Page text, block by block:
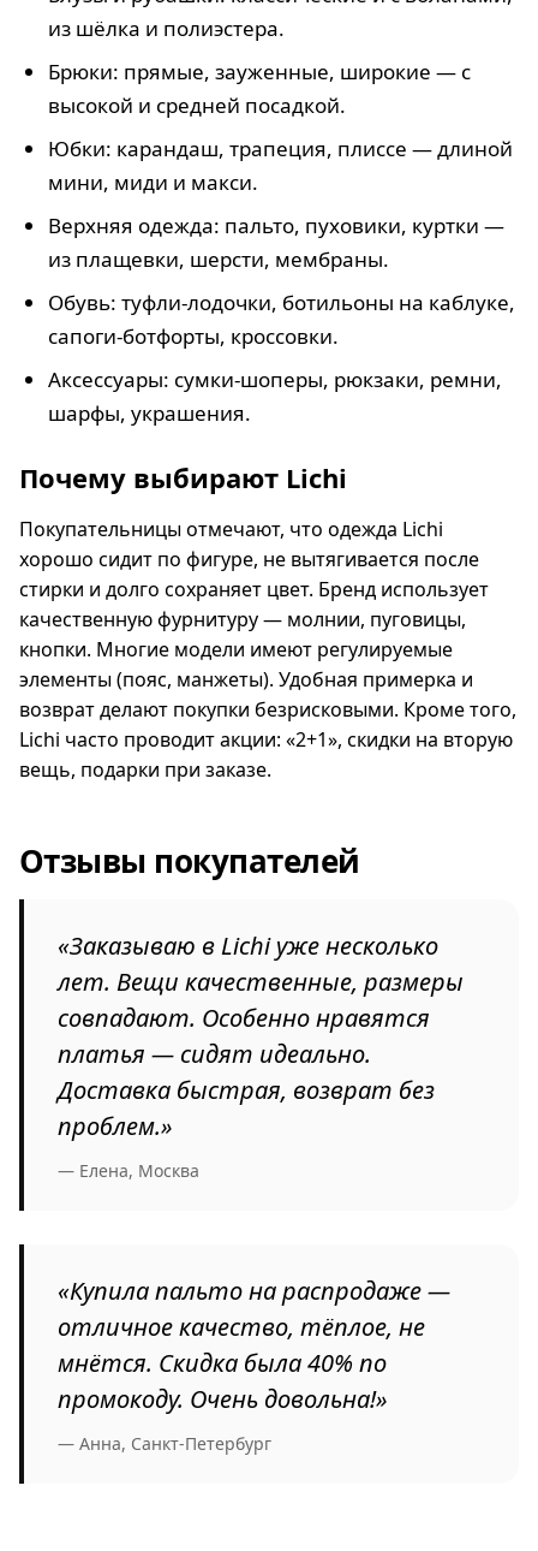
из шёлка и полиэстера.
Брюки: прямые, зауженные, широкие — с
высокой и средней посадкой.
Юбки: карандаш, трапеция, плиссе — длиной
мини, миди и макси.
Верхняя одежда: пальто, пуховики, куртки —
из плащевки, шерсти, мембраны.
Обувь: туфли-лодочки, ботильоны на каблуке,
сапоги-ботфорты, кроссовки.
Аксессуары: сумки-шоперы, рюкзаки, ремни,
шарфы, украшения.
Почему выбирают Lichi
Покупательницы отмечают, что одежда Lichi
хорошо сидит по фигуре, не вытягивается после
стирки и долго сохраняет цвет. Бренд использует
качественную фурнитуру — молнии, пуговицы,
кнопки. Многие модели имеют регулируемые
элементы (пояс, манжеты). Удобная примерка и
возврат делают покупки безрисковыми. Кроме того,
Lichi часто проводит акции: «2+1», скидки на вторую
вещь, подарки при заказе.
Отзывы покупателей
«Заказываю в Lichi уже несколько
лет. Вещи качественные, размеры
совпадают. Особенно нравятся
платья — сидят идеально.
Доставка быстрая, возврат без
проблем.»
— Елена, Москва
«Купила пальто на распродаже —
отличное качество, тёплое, не
мнётся. Скидка была 40% по
промокоду. Очень довольна!»
— Анна, Санкт-Петербург